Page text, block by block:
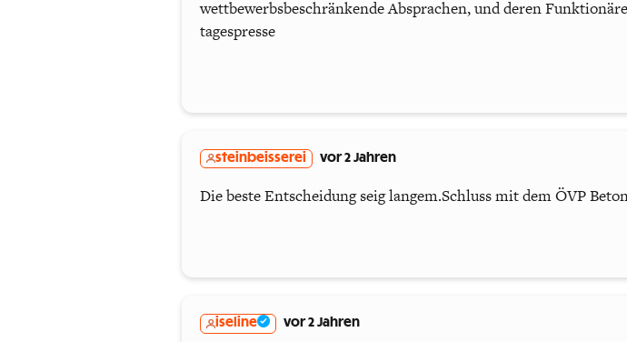
wettbewerbsbeschränkende Absprachen, und deren
tagespresse
steinbeisserei vor 2 Jahren
Die beste Entscheidung seig langem.Schluss mit dem ÖVP
iseline vor 2 Jahren